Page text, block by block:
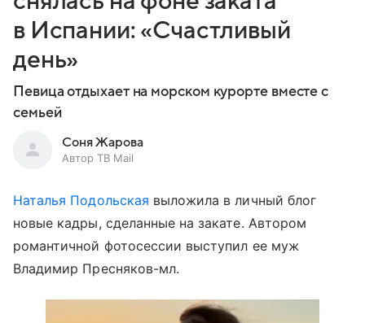
в Испании: «Счастливый
день»
Певица отдыхает на морском курорте вместе с
семьей
Соня Жарова
Автор ТВ Mail
Наталья Подольская выложила в личный блог
новые кадры, сделанные на закате. Автором
романтичной фотосессии выступил ее муж
Владимир Пресняков-мл.